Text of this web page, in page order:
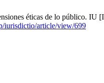
éticas de lo público.
iurisdictio/article/view/699